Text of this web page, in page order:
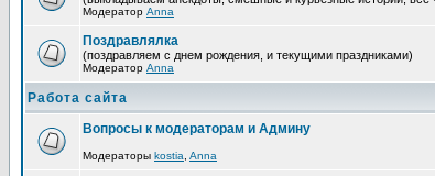
Модератор Anna
Поздравлялка
(поздравляем с днем рождения, и текущими праздниками)
Модератор Anna
Работа сайта
Вопросы к модераторам и Админу
Модераторы kostia Anna